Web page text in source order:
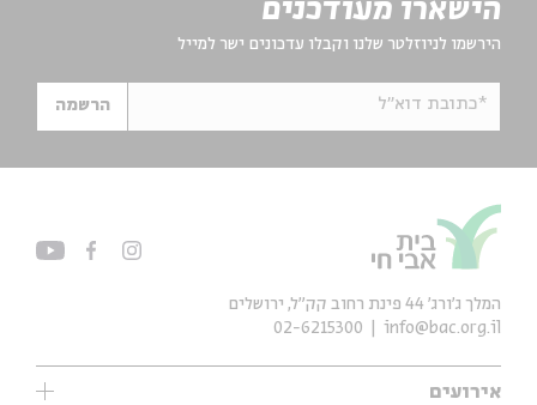
הישארו מעודכנים
הירשמו לניוזלטר שלנו וקבלו עדכונים ישר למייל
*כתובת דוא"ל הרשמה
אירועים
המלך ג'ורג' 44 פינת רחוב קק״ל, ירושלים
info@bac.org.il
02-6215300